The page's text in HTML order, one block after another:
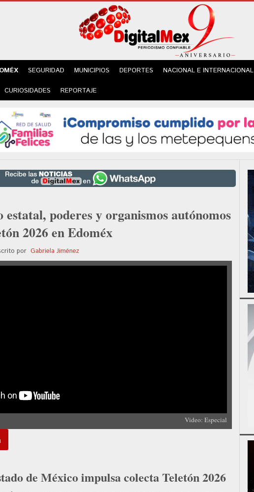
SEGURIDAD MUNICIPIOS DEPORTES NACIONAL E INTERNACIONAL
CURIOSIDADES REPORTAJE
poderes y organismos autónomos
2026 en Edoméx
por Gabriela Jiménez
Video: Especial
de México impulsa colecta Teletón 2026